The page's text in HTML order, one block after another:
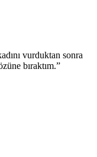
vurduktan sonra
bıraktım.”